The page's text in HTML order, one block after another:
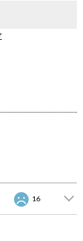
16